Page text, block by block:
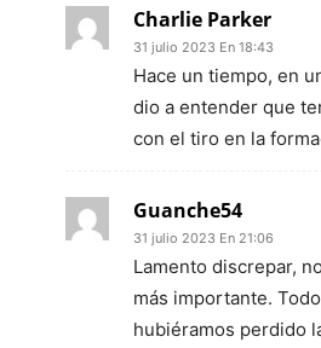
Charlie Parker
31 julio 2023 En 18:43
Hace un tiempo, en
dio a entender que
con el tiro en la
Guanche54
31 julio 2023 En 21:06
Lamento discrepar,
más importante.
hubiéramos perdido